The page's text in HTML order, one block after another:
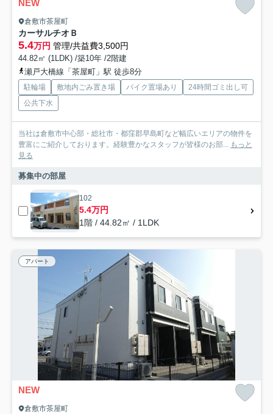
NEW
倉敷市茶屋町
カーサルチオＢ
5.4万円 管理/共益費3,500円
44.82㎡ (1LDK) /築10年 /2階建
瀬戸大橋線「茶屋町」駅 徒歩8分
駐輪場 敷地内ごみ置き場 バイク置場あり
24時間ゴミ出し可
公共下水
当社は倉敷市中心部・総社市・都窪郡早島町など幅広いエリアの物件を
豊富にご紹介しております。経験豊かなスタッフが皆様のお部... もっと
見る
募集中の部屋
102
5.4万円
1階 / 44.82㎡ / 1LDK
アパート
NEW
倉敷市茶屋町